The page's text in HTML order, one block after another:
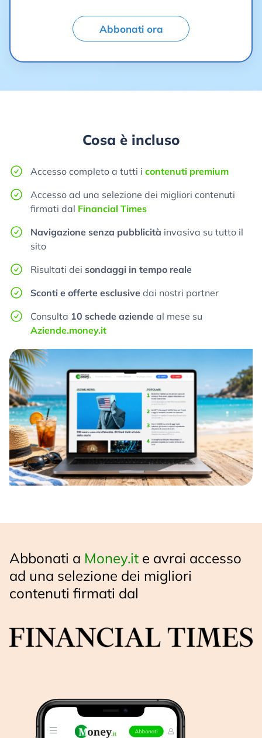
Abbonati ora
Cosa è incluso
Accesso completo a tutti i contenuti premium
Accesso ad una selezione dei migliori contenuti
firmati dal Financial Times
Navigazione senza pubblicità invasiva su tutto il
sito
Risultati dei sondaggi in tempo reale
Sconti e offerte esclusive dai nostri partner
Consulta 10 schede aziende al mese su
Aziende.money.it
Abbonati a Money.it e avrai accesso
ad una selezione dei migliori
contenuti firmati dal